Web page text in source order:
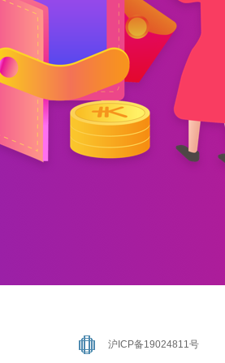
沪ICP备19024811号